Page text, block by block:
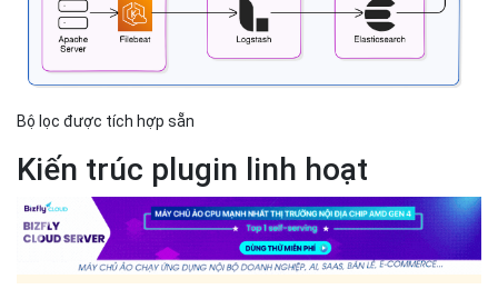
Bộ lọc được tích hợp sẵn
Kiến trúc plugin linh hoạt